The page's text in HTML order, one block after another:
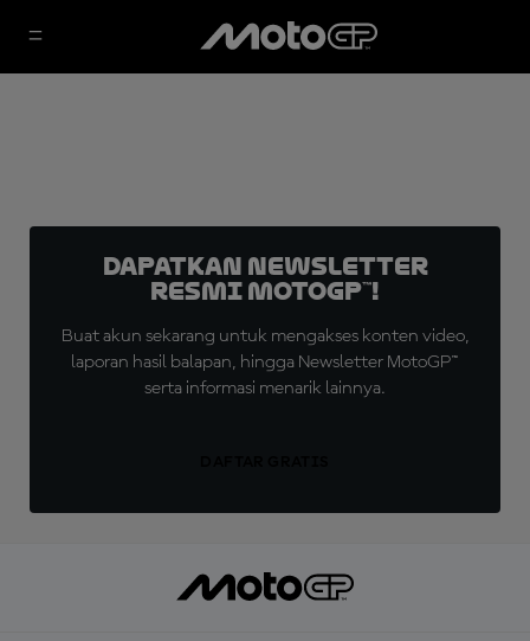
Dapatkan Newsletter
Resmi MotoGP™!
Buat akun sekarang untuk mengakses konten video,
laporan hasil balapan, hingga Newsletter MotoGP™
serta informasi menarik lainnya.